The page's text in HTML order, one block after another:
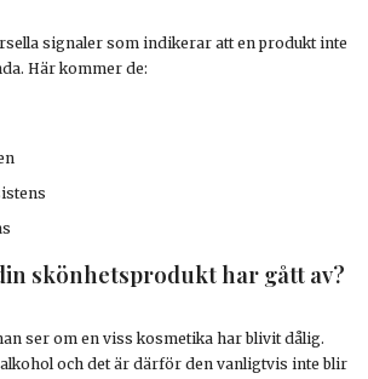
signaler som indikerar att en produkt inte
Här kommer de:
skönhetsprodukt har gått av?
ser om en viss kosmetika har blivit dålig.
och det är därför den vanligtvis inte blir